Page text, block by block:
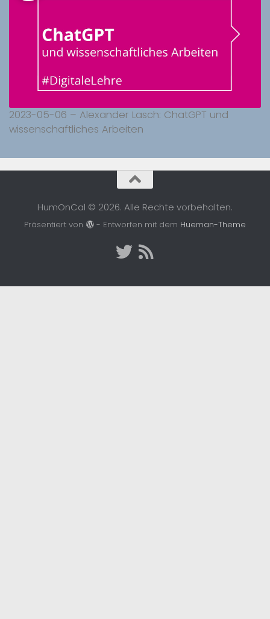
2023-05-06 – Alexander Lasch: ChatGPT und
wissenschaftliches Arbeiten
HumOnCal © 2026. Alle Rechte vorbehalten.
Präsentiert von - Entworfen mit dem Hueman-Theme